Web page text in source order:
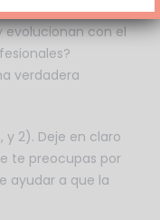
le interesa, y
evolucionan con el
verdadera
y 2). Deje en claro
te preocupas por
ayudar a que la